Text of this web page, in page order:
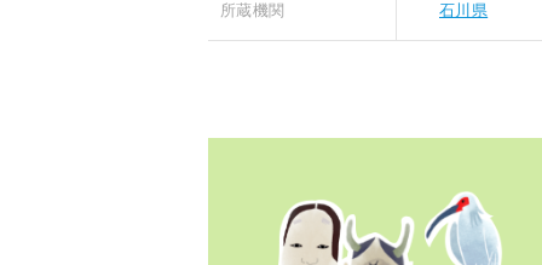
所蔵機関 石川県